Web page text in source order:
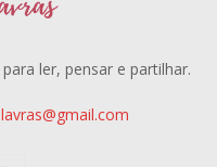
ler, pensar e partilhar.